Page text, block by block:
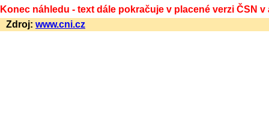
Konec náhledu - text dále pokračuje v placené verzi ČSN
Zdroj: www.cni.cz